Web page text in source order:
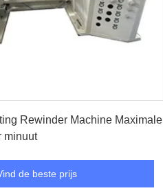
Rewinder Machine Maximale
minuut
de beste prijs